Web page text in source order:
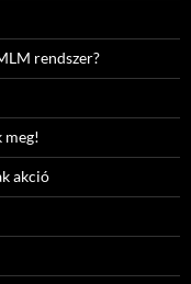
rendszer?
meg!
akció